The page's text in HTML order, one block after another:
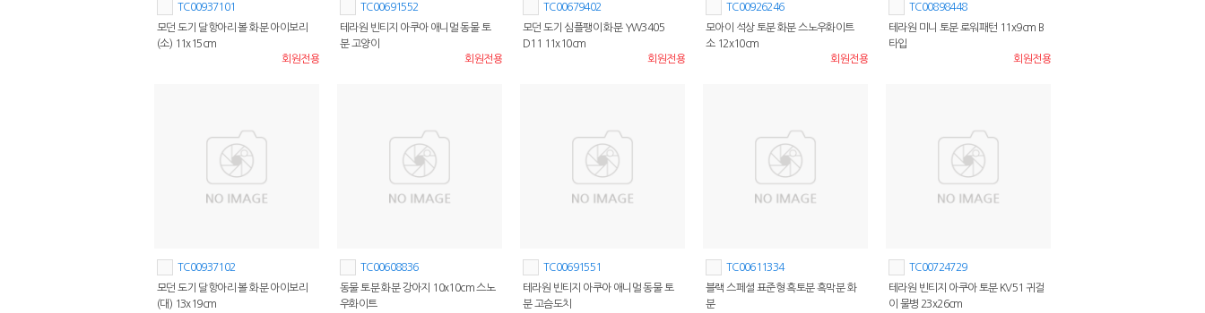
TC00937101
모던 도기 달항아리 볼 화분 아이보리
(소) 11x15cm
회원전용
TC00691552
테라원 빈티지 아쿠아 애니멀 동물 토
분 고양이
회원전용
TC00679402
모던 도기 심플팽이 화분 YW3405
D11 11x10cm
회원전용
TC00926246
모아이 석상 토분 화분 스노우화이트
소 12x10cm
회원전용
TC00898448
테라원 미니 토분 로워패턴 11x9cm B
타입
회원전용
TC00937102
모던 도기 달항아리 볼 화분 아이보리
(대) 13x19cm
TC00608836
동물 토분 화분 강아지 10x10cm 스노
우화이트
TC00691551
테라원 빈티지 아쿠아 애니멀 동물 토
분 고슴도치
TC00611334
블랙 스페셜 표준형 흑토분 흑막분 화
분
TC00724729
테라원 빈티지 아쿠아 토분 KV51 귀걸
이 물병 23x26cm